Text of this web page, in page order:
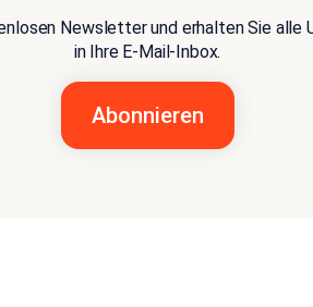
Newsletter und erhalten Sie alle
in Ihre E-Mail-Inbox.